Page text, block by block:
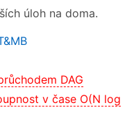
úloh na doma.
DAG
v čase O(N log